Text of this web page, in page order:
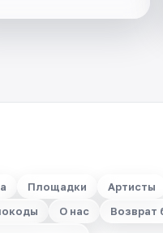
Площадки
Артисты
О нас
Возврат